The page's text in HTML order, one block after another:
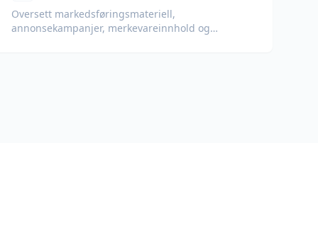
Oversett markedsføringsmateriell,
annonsekampanjer, merkevareinnhold og